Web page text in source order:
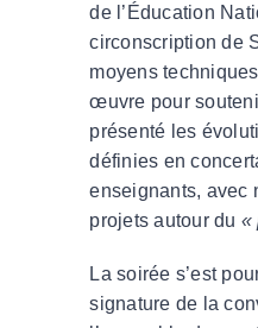
de l’Éducation
circonscription de
moyens
œuvre pour
présenté les
définies en
enseignants, avec
projets autour du «
La soirée s’est
signature de la